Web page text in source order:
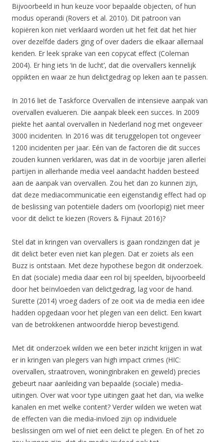
Bijvoorbeeld in hun keuze voor bepaalde objecten, of hun
modus operandi (Rovers et al. 2010). Dit patroon van
kopiëren kon niet verklaard worden uit het feit dat het hier
over dezelfde daders ging of over daders die elkaar allemaal
kenden. Er leek sprake van een copycat effect (Coleman
2004). Er hing iets ‘in de lucht’, dat die overvallers kennelijk
oppikten en waar ze hun delictgedrag op leken aan te passen.
In 2016 liet de Taskforce Overvallen de intensieve aanpak van
overvallen evalueren. Die aanpak bleek een succes. In 2009
piekte het aantal overvallen in Nederland nog met ongeveer
3000 incidenten. In 2016 was dit teruggelopen tot ongeveer
1200 incidenten per jaar. Eén van de factoren die dit succes
zouden kunnen verklaren, was dat in de voorbije jaren allerlei
partijen in allerhande media veel aandacht hadden besteed
aan de aanpak van overvallen. Zou het dan zo kunnen zijn,
dat deze mediacommunicatie een eigenstandig effect had op
de beslissing van potentiële daders om (voorlopig) niet meer
voor dit delict te kiezen (Rovers & Fijnaut 2016)?
Stel dat in kringen van overvallers is gaan rondzingen dat je
dit delict beter even niet kan plegen. Dat er zoiets als een
Buzz is ontstaan. Met deze hypothese begon dit onderzoek.
En dat (sociale) media daar een rol bij speelden, bijvoorbeeld
door het beïnvloeden van delictgedrag, lag voor de hand.
Surette (2014) vroeg daders of ze ooit via de media een idee
hadden opgedaan voor het plegen van een delict. Een kwart
van de betrokkenen antwoordde hierop bevestigend.
Met dit onderzoek wilden we een beter inzicht krijgen in wat
er in kringen van plegers van high impact crimes (HIC:
overvallen, straatroven, woninginbraken en geweld) precies
gebeurt naar aanleiding van bepaalde (sociale) media-
uitingen. Over wat voor type uitingen gaat het dan, via welke
kanalen en met welke content? Verder wilden we weten wat
de effecten van die media-invloed zijn op individuele
beslissingen om wel of niet een delict te plegen. En of het zo